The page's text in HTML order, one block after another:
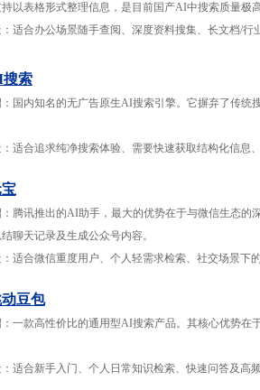
以表格形式整理信息，是目前国产AI中搜索质量极
适合办公场景随手查阅、深度资料搜集、长文档/行
索
国内知名的无广告原生AI搜索引擎。它摒弃了传统
适合追求纯净搜索体验、需要快速获取结构化信息
腾讯推出的AI助手，最大的优势在于与微信生态的
聊天记录及生成公众号内容。
适合微信重度用户、个人轻需求检索、社交场景下
豆包
一款高性价比的通用型AI搜索产品。其核心优势在
适合新手入门、个人日常知识检索、快速问答及高